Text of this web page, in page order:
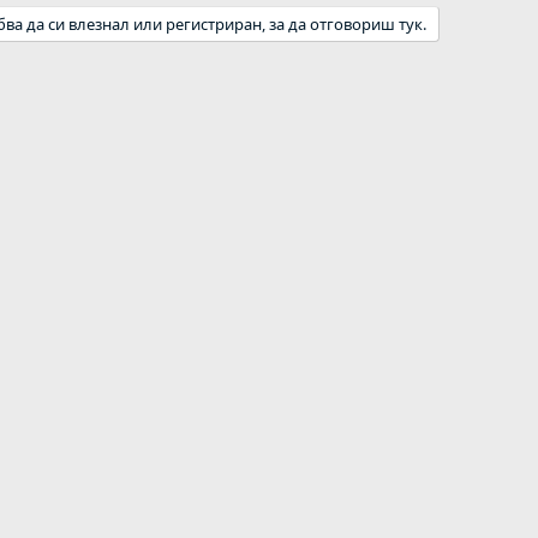
да си влезнал или регистриран, за да отговориш тук.